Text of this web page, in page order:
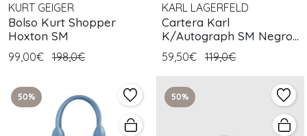
KURT GEIGER
Bolso Kurt Shopper
Hoxton SM
99,00€ 198,0€
KARL LAGERFELD
Cartera Karl
K/Autograph SM Negro
Blanco
59,50€ 119,0€
50% 50%